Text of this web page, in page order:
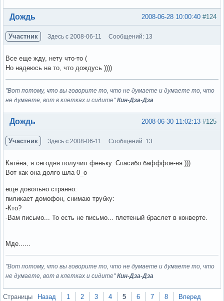
Вне форума #124
2008-06-28 10:00:40
Дождь
Участник Здесь с 2008-06-11 Сообщений: 13
Все еще жду, нету что-то (
Но надеюсь на то, что дождусь ))))
"Вот потому, что вы говорите то, что не думаете и думаете то, что
не думаете, вот в клетках и сидите"Кин-Дза-Дза
Вне форума #125
2008-06-30 11:02:13
Дождь
Участник Здесь с 2008-06-11 Сообщений: 13
Катёна, я сегодня получил феньку. Спасибо бафффое-ня )))
Вот как она долго шла 0_о
еще довольно странно:
пиликает домофон, снимаю трубку:
-Кто?
-Вам письмо... То есть не письмо... плетеный браслет в конверте.
Мде......
"Вот потому, что вы говорите то, что не думаете и думаете то, что
не думаете, вот в клетках и сидите"Кин-Дза-Дза
Вне форума
Страницы Назад 1 2 3 4 5 6 7 8 Вперед